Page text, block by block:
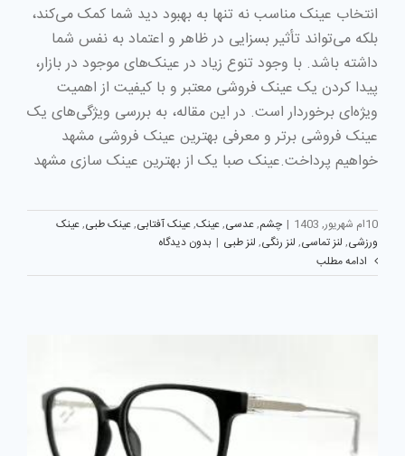
انتخاب عینک مناسب نه تنها به بهبود دید شما کمک می‌کند،
بلکه می‌تواند تأثیر بسزایی در ظاهر و اعتماد به نفس شما
داشته باشد. با وجود تنوع زیاد در عینک‌های موجود در بازار،
پیدا کردن یک عینک فروشی معتبر و با کیفیت از اهمیت
ویژه‌ای برخوردار است. در این مقاله، به بررسی ویژگی‌های یک
عینک فروشی برتر و معرفی بهترین عینک فروشی مشهد
خواهیم پرداخت.عینک صبا یک از بهترین عینک سازی مشهد
10ام شهریور, 1403 | چشم,عدسی,عینک,عینک آفتابی,عینک طبی,عینک
ورزشی, لنز تماسی, لنز رنگی, لنز طبی | بدون دیدگاه
ادامه مطلب